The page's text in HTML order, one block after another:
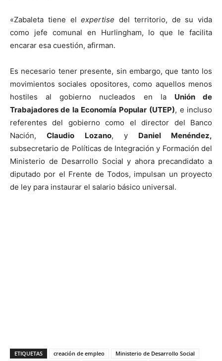
«Zabaleta tiene elexpertise del territorio, de su vida
como jefe comunal en Hurlingham, lo que le facilita
encarar esa cuestión, afirman.
Es necesario tener presente, sin embargo, que tanto los
movimientos sociales opositores, como aquellos menos
hostiles al gobierno nucleados en la Unión de
Trabajadores de la Economía Popular (UTEP), e incluso
referentes del gobierno como el director del Banco
Nación,Claudio Lozano, y Daniel Menéndez,
subsecretario de Políticas de Integración y Formación del
Ministerio de Desarrollo Social y ahora precandidato a
diputado por el Frente de Todos, impulsan un proyecto
de ley para instaurar el salario básico universal.
ETIQUETAS creación de empleo Ministerio de Desarrollo Social